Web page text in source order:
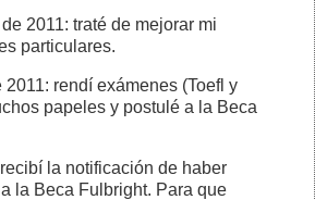
2011: traté de mejorar mi
particulares.
2011: rendí exámenes (Toefl y
papeles y postulé a la Beca
la notificación de haber
la Beca Fulbright. Para que